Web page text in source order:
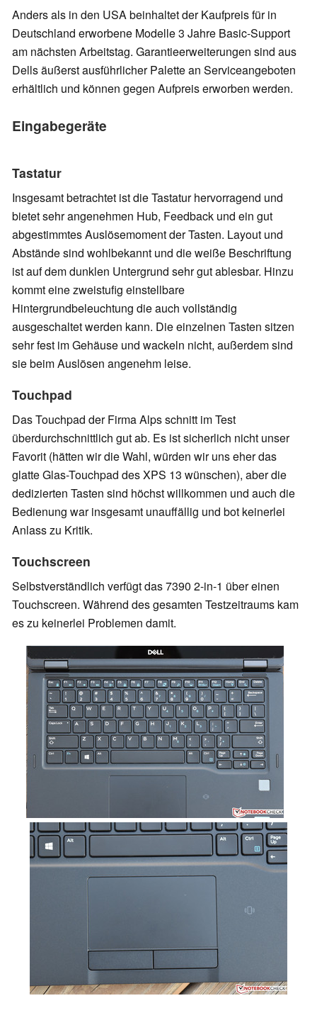
Anders als in den USA beinhaltet der Kaufpreis für in
Deutschland erworbene Modelle 3 Jahre Basic-Support
am nächsten Arbeitstag. Garantieerweiterungen sind aus
Dells äußerst ausführlicher Palette an Serviceangeboten
erhältlich und können gegen Aufpreis erworben werden.
Eingabegeräte
Tastatur
Insgesamt betrachtet ist die Tastatur hervorragend und
bietet sehr angenehmen Hub, Feedback und ein gut
abgestimmtes Auslösemoment der Tasten. Layout und
Abstände sind wohlbekannt und die weiße Beschriftung
ist auf dem dunklen Untergrund sehr gut ablesbar. Hinzu
kommt eine zweistufig einstellbare
Hintergrundbeleuchtung die auch vollständig
ausgeschaltet werden kann. Die einzelnen Tasten sitzen
sehr fest im Gehäuse und wackeln nicht, außerdem sind
sie beim Auslösen angenehm leise.
Touchpad
Das Touchpad der Firma Alps schnitt im Test
überdurchschnittlich gut ab. Es ist sicherlich nicht unser
Favorit (hätten wir die Wahl, würden wir uns eher das
glatte Glas-Touchpad des XPS 13 wünschen), aber die
dedizierten Tasten sind höchst willkommen und auch die
Bedienung war insgesamt unauffällig und bot keinerlei
Anlass zu Kritik.
Touchscreen
Selbstverständlich verfügt das 7390 2-in-1 über einen
Touchscreen. Während des gesamten Testzeitraums kam
es zu keinerlei Problemen damit.